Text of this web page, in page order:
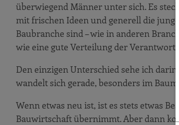
überwiegend Männer unter sich. Es
mit frischen Ideen und generell die
Baubranche sind – wie in anderen
wie eine gute Verteilung der
Den einzigen Unterschied sehe ich
wandelt sich gerade, besonders im
Wenn etwas neu ist, ist es stets etwas
Bauwirtschaft übernimmt. Aber dann